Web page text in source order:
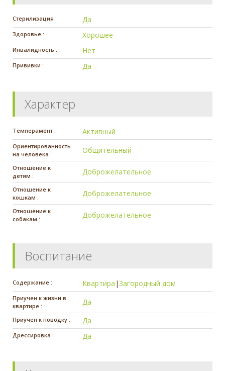
Стерилизация : Да
Здоровье : Хорошее
Инвалидность : Нет
Прививки : Да
Характер
Темперамент : Активный
Ориентированность
на человека :
Общительный
Отношение к
детям :
Доброжелательное
Отношение к
кошкам :
Доброжелательное
Отношение к
собакам :
Доброжелательное
Воспитание
Содержание : Квартира |Загородный дом
Приучен к жизни в
квартире :
Да
Приучен к поводку : Да
Дрессировка : Да